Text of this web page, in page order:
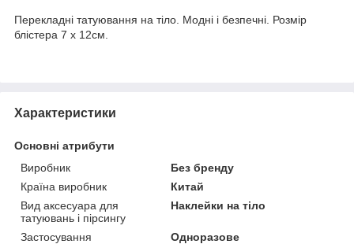
Перекладні татуювання на тіло. Модні і безпечні. Розмір
блістера 7 х 12см.
Характеристики
Основні атрибути
Виробник
Без бренду
Країна виробник
Китай
Вид аксесуара для
татуювань і пірсингу
Наклейки на тіло
Застосування
Одноразове